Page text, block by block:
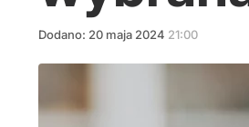
Dodano: 20 maja 2024 21:00